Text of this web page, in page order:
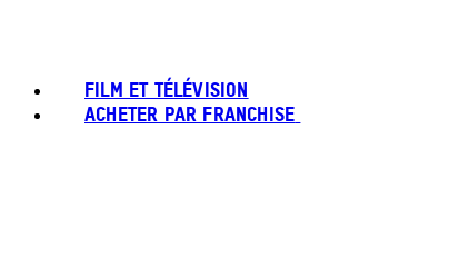
FILM ET TÉLÉVISION
ACHETER PAR FRANCHISE